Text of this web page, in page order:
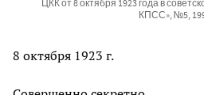
ЦКК от 8 октября 1923 года в
КПСС», №5,
8 октября 1923 г.